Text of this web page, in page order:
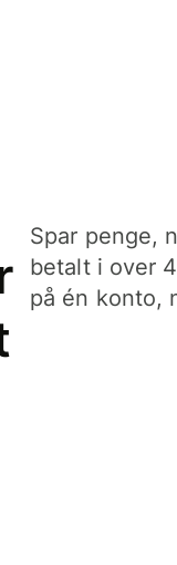
Spar penge,
betalt i over
på én konto,